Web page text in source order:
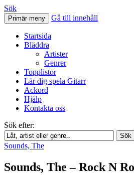
Svenskatabs.se
Sök
Primär meny Gå till innehåll
Startsida
Bläddra
Artister
Genrer
Topplistor
Lär dig spela Gitarr
Ackord
Hjälp
Kontakta oss
Sök efter:
Sök
Sounds, The
Sounds, The – Rock N